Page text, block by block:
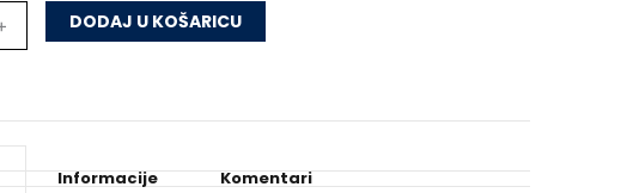
DODAJ U KOŠARICU
Informacije Komentari